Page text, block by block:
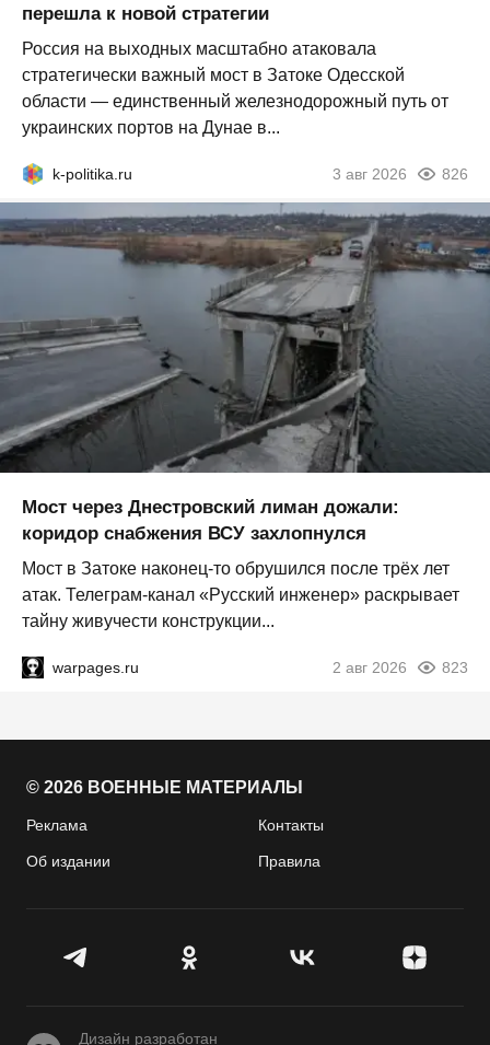
перешла к новой стратегии
Россия на выходных масштабно атаковала
стратегически важный мост в Затоке Одесской
области — единственный железнодорожный путь от
украинских портов на Дунае в...
k-politika.ru 3 авг 2026 826
Мост через Днестровский лиман дожали:
коридор снабжения ВСУ захлопнулся
Мост в Затоке наконец-то обрушился после трёх лет
атак. Телеграм-канал «Русский инженер» раскрывает
тайну живучести конструкции...
warpages.ru 2 авг 2026 823
© 2026 ВОЕННЫЕ МАТЕРИАЛЫ
Реклама Контакты
Об издании Правила